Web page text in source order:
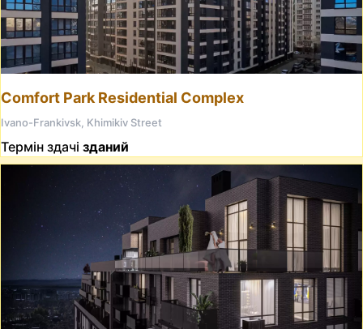
Comfort Park Residential Complex
Ivano-Frankivsk, Khimikiv Street
Термін здачі зданий